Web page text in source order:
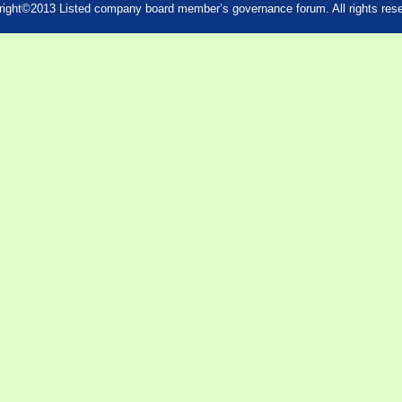
Listed company board member’s governance forum. All rights